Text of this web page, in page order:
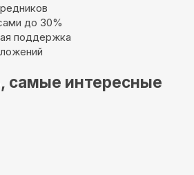
до 30%
поддержка
самые интересные